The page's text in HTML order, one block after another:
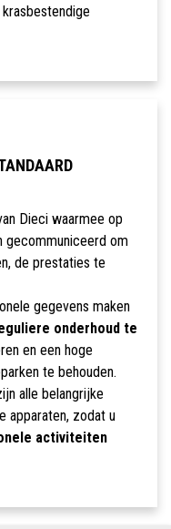
Dieci waarmee op
gecommuniceerd om
de prestaties te
gegevens maken
onderhoud te
en een hoge
te behouden.
alle belangrijke
apparaten, zodat u
activiteiten